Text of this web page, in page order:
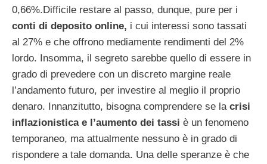
0,66%.Difficile restare al passo, dunque, pure per i
conti di deposito online, i cui interessi sono tassati
al 27% e che offrono mediamente rendimenti del 2%
lordo. Insomma, il segreto sarebbe quello di essere in
grado di prevedere con un discreto margine reale
l’andamento futuro, per investire al meglio il proprio
denaro. Innanzitutto, bisogna comprendere se la crisi
inflazionistica e l’aumento dei tassi è un fenomeno
temporaneo, ma attualmente nessuno è in grado di
rispondere a tale domanda. Una delle speranze è che